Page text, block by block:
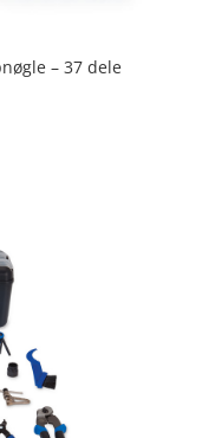
– 37 dele